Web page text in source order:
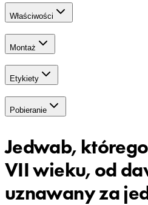
Właściwości
Montaż
Etykiety
Pobieranie
Jedwab,
VII wieku, od
uznawany za